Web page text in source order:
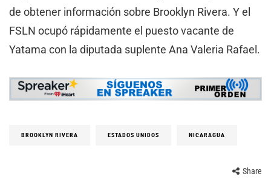
de obtener información sobre Brooklyn Rivera. Y el
FSLN ocupó rápidamente el puesto vacante de
Yatama con la diputada suplente Ana Valeria Rafael.
BROOKLYN RIVERA ESTADOS UNIDOS NICARAGUA
Share